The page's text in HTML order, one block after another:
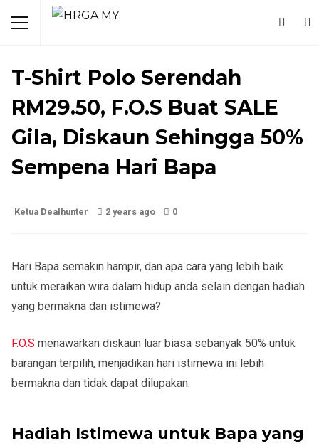
T-Shirt Polo Serendah
RM29.50, F.O.S Buat SALE
Gila, Diskaun Sehingga 50%
Sempena Hari Bapa
Ketua Dealhunter 2 years ago 0
Hari Bapa semakin hampir, dan apa cara yang lebih baik
untuk meraikan wira dalam hidup anda selain dengan hadiah
yang bermakna dan istimewa?
F.O.S menawarkan diskaun luar biasa sebanyak 50% untuk
barangan terpilih, menjadikan hari istimewa ini lebih
bermakna dan tidak dapat dilupakan.
Hadiah Istimewa untuk Bapa yang